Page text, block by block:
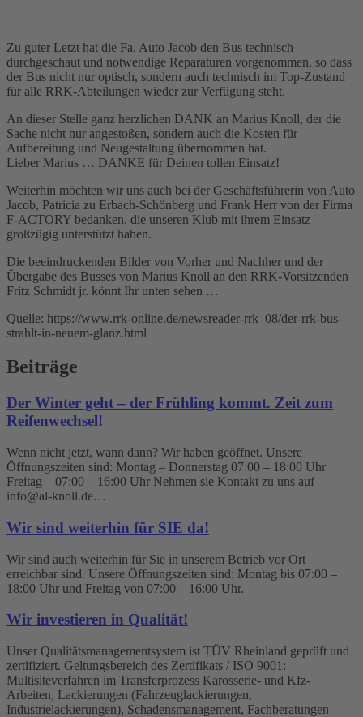
Zu guter Letzt hat die Fa. Auto Jacob den Bus technisch
durchgeschaut und notwendige Reparaturen vorgenommen, so dass
der Bus nicht nur optisch, sondern auch technisch im Top-Zustand
für alle RRK-Abteilungen wieder zur Verfügung steht.
An dieser Stelle ganz herzlichen DANK an Marius Knoll, der die
Sache nicht nur angestoßen, sondern auch die Kosten für
Aufbereitung und Neugestaltung übernommen hat.
Lieber Marius … DANKE für Deinen tollen Einsatz!
Weiterhin möchten wir uns auch bei der Geschäftsführerin von Auto
Jacob, Patricia zu Erbach-Schönberg und Frank Herr von der Firma
F-ACTORY bedanken, die unseren Klub mit ihrem Einsatz
großzügig unterstützt haben.
Die beeindruckenden Bilder von Vorher und Nachher und der
Übergabe des Busses von Marius Knoll an den RRK-Vorsitzenden
Fritz Schmidt jr. könnt Ihr unten sehen …
Quelle: https://www.rrk-online.de/newsreader-rrk_08/der-rrk-bus-
strahlt-in-neuem-glanz.html
Beiträge
Der Winter geht – der Frühling kommt. Zeit zum
Reifenwechsel!
Wenn nicht jetzt, wann dann? Wir haben geöffnet. Unsere
Öffnungszeiten sind: Montag – Donnerstag 07:00 – 18:00 Uhr
Freitag – 07:00 – 16:00 Uhr Nehmen sie Kontakt zu uns auf
info@al-knoll.de…
Wir sind weiterhin für SIE da!
Wir sind auch weiterhin für Sie in unserem Betrieb vor Ort
erreichbar sind. Unsere Öffnungszeiten sind: Montag bis 07:00 –
18:00 Uhr und Freitag von 07:00 – 16:00 Uhr.
Wir investieren in Qualität!
Unser Qualitätsmanagementsystem ist TÜV Rheinland geprüft und
zertifiziert. Geltungsbereich des Zertifikats / ISO 9001:
Multisiteverfahren im Transferprozess Karosserie- und Kfz-
Arbeiten, Lackierungen (Fahrzeuglackierungen,
Industrielackierungen), Schadensmanagement, Fachberatungen